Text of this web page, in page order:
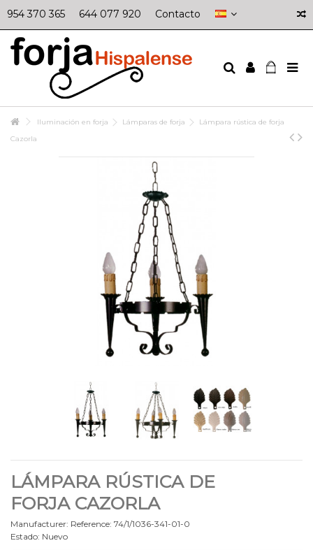
954 370 365 644 077 920 Contacto
Iluminación en forja Lámparas de forja
Lámpara rústica de forja
Cazorla
LÁMPARA RÚSTICA DE
FORJA CAZORLA
Manufacturer: Reference: 74/1/1036-341-01-0
Estado: Nuevo